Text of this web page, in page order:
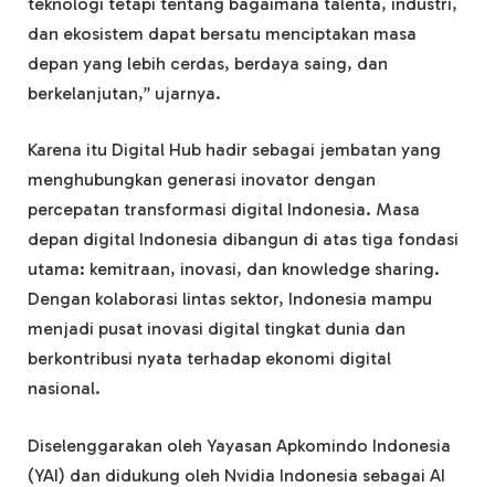
dan ekosistem dapat bersatu menciptakan masa
depan yang lebih cerdas, berdaya saing, dan
berkelanjutan,” ujarnya.
Karena itu Digital Hub hadir sebagai jembatan yang
menghubungkan generasi inovator dengan
percepatan transformasi digital Indonesia. Masa
depan digital Indonesia dibangun di atas tiga fondasi
utama: kemitraan, inovasi, dan knowledge sharing.
Dengan kolaborasi lintas sektor, Indonesia mampu
menjadi pusat inovasi digital tingkat dunia dan
berkontribusi nyata terhadap ekonomi digital
nasional.
Diselenggarakan oleh Yayasan Apkomindo Indonesia
(YAI) dan didukung oleh Nvidia Indonesia sebagai AI